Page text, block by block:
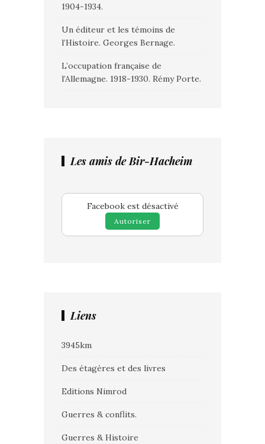
1904-1934.
Un éditeur et les témoins de
l’Histoire. Georges Bernage.
L’occupation française de
l’Allemagne. 1918-1930. Rémy Porte.
Les amis de Bir-Hacheim
Facebook est désactivé
Autoriser
Liens
3945km
Des étagères et des livres
Editions Nimrod
Guerres & conflits.
Guerres & Histoire